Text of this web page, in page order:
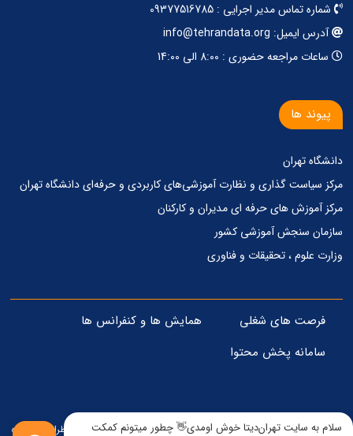
شماره تماس مدیر اجرایی : 09377516785
آدرس ایمیل: info@tehrandata.org
ساعات مراجعه حضوری : 8:00 الی 14:00
پیوند ها
دانشگاه تهران
مرکز‌ سیاست گذاری‌ و‌ نظارت آموزشی‌های کاربردی‌ و‌ حرفه‌ای دانشگاه تهران
مرکز آموزش های حرفه ای مدیران و کارکنان
سازمان سنجش آموزشی کشور
وزارت علوم ، تحقیقات و فناوری
فرصت های شغلی
همایش ها و کنفرانس ها
سامانه پخش محتوا
© تمامی حقوق مادی و معنوی برای این وبسایت محفوظ است - 1405 . طراحی و پیاده
سلام به سایت تهران‌دیتا خوش اومدی👋 چطور میتونم کمکت